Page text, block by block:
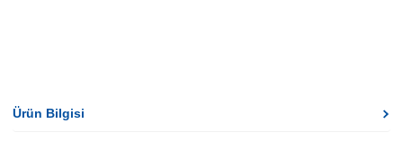
Ürün Bilgisi